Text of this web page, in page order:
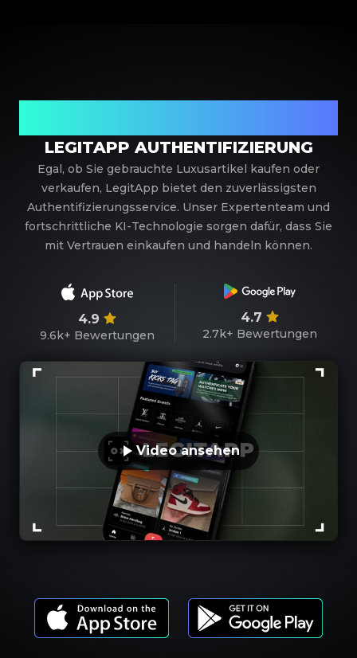
LEGITAPP AUTHENTIFIZIERUNG
Egal, ob Sie gebrauchte Luxusartikel kaufen oder
verkaufen, LegitApp bietet den zuverlässigsten
Authentifizierungsservice. Unser Expertenteam und
fortschrittliche KI-Technologie sorgen dafür, dass Sie
mit Vertrauen einkaufen und handeln können.
4.9
9.6k+ Bewertungen
4.7
2.7k+ Bewertungen
Video ansehen